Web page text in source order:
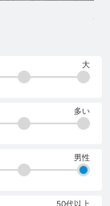
大
多い
男性
50代以上